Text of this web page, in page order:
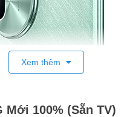
Xem thêm
Mới 100% (Sẵn TV)